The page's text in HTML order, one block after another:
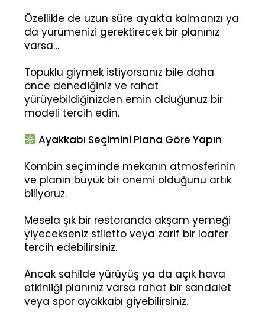
Özellikle de uzun süre ayakta kalmanızı ya
da yürümenizi gerektirecek bir planınız
varsa…
Topuklu giymek istiyorsanız bile daha
önce denediğiniz ve rahat
yürüyebildiğinizden emin olduğunuz bir
modeli tercih edin.
Ayakkabı Seçimini Plana Göre Yapın
Kombin seçiminde mekanın atmosferinin
ve planın büyük bir önemi olduğunu artık
biliyoruz.
Mesela şık bir restoranda akşam yemeği
yiyecekseniz stiletto veya zarif bir loafer
tercih edebilirsiniz.
Ancak sahilde yürüyüş ya da açık hava
etkinliği planınız varsa rahat bir sandalet
veya spor ayakkabı giyebilirsiniz.